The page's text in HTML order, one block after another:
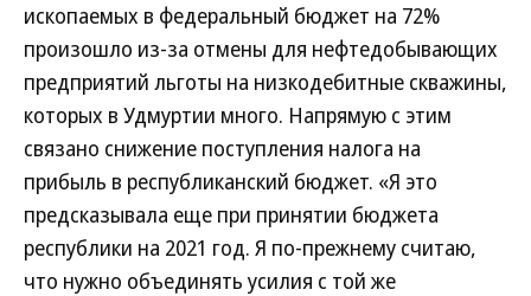
ископаемых в федеральный бюджет на 72%
произошло из-за отмены для нефтедобывающих
предприятий льготы на низкодебитные скважины,
которых в Удмуртии много. Напрямую с этим
связано снижение поступления налога на
прибыль в республиканский бюджет. «Я это
предсказывала еще при принятии бюджета
республики на 2021 год. Я по-прежнему считаю,
что нужно объединять усилия с той же